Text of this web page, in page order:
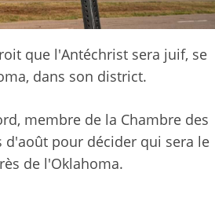
que l'Antéchrist sera juif, se
dans son district.
membre de la Chambre des
d'août pour décider qui sera le
de l'Oklahoma.